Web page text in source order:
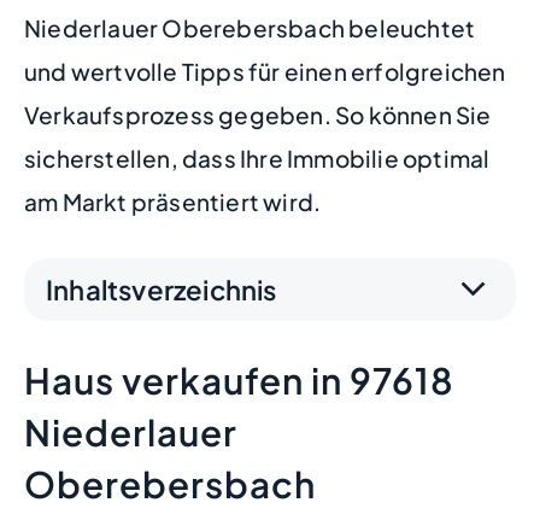
Niederlauer Oberebersbach beleuchtet
und wertvolle Tipps für einen erfolgreichen
Verkaufsprozess gegeben. So können Sie
sicherstellen, dass Ihre Immobilie optimal
am Markt präsentiert wird.
Inhaltsverzeichnis
Haus verkaufen in 97618
Niederlauer
Oberebersbach